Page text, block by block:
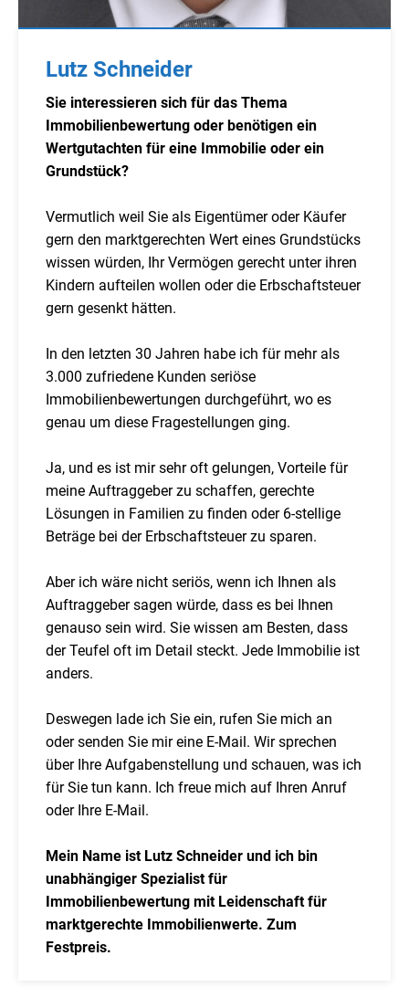
Lutz Schneider
Sie interessieren sich für das Thema
Immobilienbewertung oder benötigen ein
Wertgutachten für eine Immobilie oder ein
Grundstück?
Vermutlich weil Sie als Eigentümer oder Käufer
gern den marktgerechten Wert eines Grundstücks
wissen würden, Ihr Vermögen gerecht unter ihren
Kindern aufteilen wollen oder die Erbschaftsteuer
gern gesenkt hätten.
In den letzten 30 Jahren habe ich für mehr als
3.000 zufriedene Kunden seriöse
Immobilienbewertungen durchgeführt, wo es
genau um diese Fragestellungen ging.
Ja, und es ist mir sehr oft gelungen, Vorteile für
meine Auftraggeber zu schaffen, gerechte
Lösungen in Familien zu finden oder 6-stellige
Beträge bei der Erbschaftsteuer zu sparen.
Aber ich wäre nicht seriös, wenn ich Ihnen als
Auftraggeber sagen würde, dass es bei Ihnen
genauso sein wird. Sie wissen am Besten, dass
der Teufel oft im Detail steckt. Jede Immobilie ist
anders.
Deswegen lade ich Sie ein, rufen Sie mich an
oder senden Sie mir eine E-Mail. Wir sprechen
über Ihre Aufgabenstellung und schauen, was ich
für Sie tun kann. Ich freue mich auf Ihren Anruf
oder Ihre E-Mail.
Mein Name ist Lutz Schneider und ich bin
unabhängiger Spezialist für
Immobilienbewertung mit Leidenschaft für
marktgerechte Immobilienwerte. Zum
Festpreis.